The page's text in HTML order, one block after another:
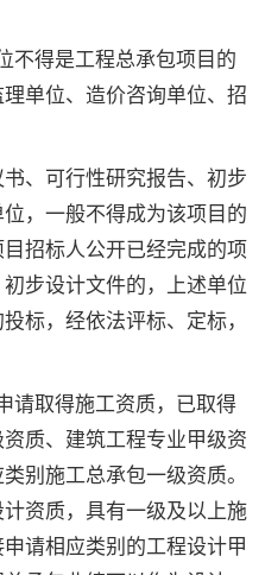
不得是工程总承包项目的
单位、造价咨询单位、招
、可行性研究报告、初步
，一般不得成为该项目的
招标人公开已经完成的项
步设计文件的，上述单位
标，经依法评标、定标，
请取得施工资质，已取得
质、建筑工程专业甲级资
别施工总承包一级资质。
资质，具有一级及以上施
请相应类别的工程设计甲